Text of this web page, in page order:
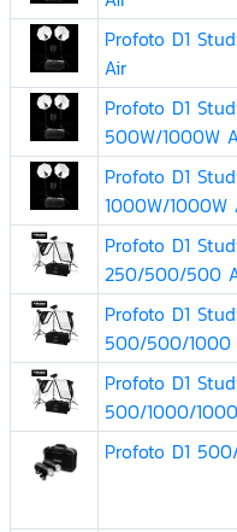
Profoto D1
Air
Profoto D1
500W/1000W
Profoto D1
1000W/1000W
Profoto D1
250/500/500
Profoto D1
500/500/1000
Profoto D1
500/1000/
Profoto D1